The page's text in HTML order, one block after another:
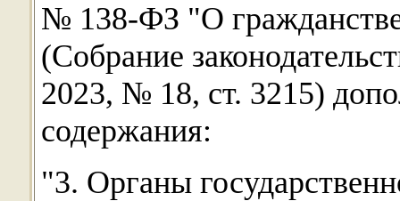
№ 138-ФЗ "О
(Собрание
2023, № 18, ст. 3215)
содержания:
"3. Органы